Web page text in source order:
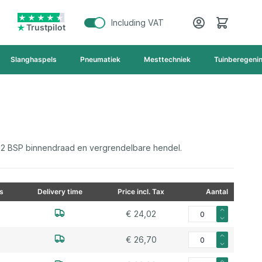
Trustpilot
Including VAT Cart
Slanghaspels Pneumatiek Mesttechniek
BSP binnendraad en vergrendelbare hendel.
Delivery time Price incl. Tax Aantal
€ 24,02 Aantal voor
€ 26,70 Aantal voor